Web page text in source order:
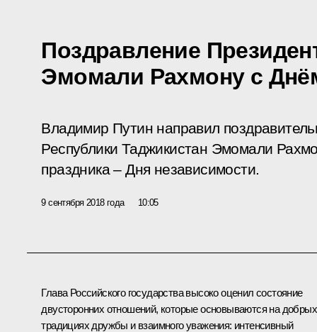
Поздравление
Эмомали Рахмону с
Владимир Путин направил
Республики Таджикистан Эмомали
праздника – Дня независимости.
9 сентября 2018 года 10:05
Глава Российского государства высоко оценил состояние
двусторонних отношений, которые основываются на добрых
традициях дружбы и взаимного уважения: интенсивный